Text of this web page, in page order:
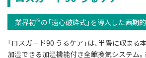
業界初※の「遠心破砕式」を導入した画期
「ロスガード90 うるケア」は、半畳に収まる
加湿できる加湿機能付き全館換気システム